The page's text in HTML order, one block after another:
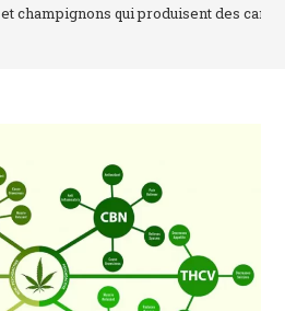
champignons qui produisent des